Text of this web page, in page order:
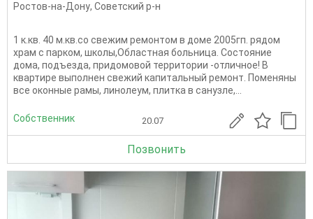
Ростов-на-Дону, Советский р-н
1 к.кв. 40 м.кв.со свежим ремонтом в доме 2005гп. рядом
храм с парком, школы,Областная больница. Состояние
дома, подъезда, придомовой территории -отличное! В
квартире выполнен свежий капитальный ремонт. Поменяны
все оконные рамы, линолеум, плитка в санузле,...
Собственник 20.07
Позвонить